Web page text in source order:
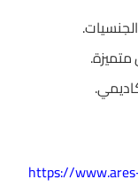
https://